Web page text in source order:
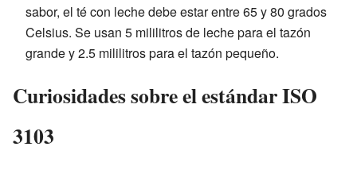
sabor, el té con leche debe estar entre 65 y 80 grados
Celsius. Se usan 5 mililitros de leche para el tazón
grande y 2.5 mililitros para el tazón pequeño.
Curiosidades sobre el estándar ISO
3103